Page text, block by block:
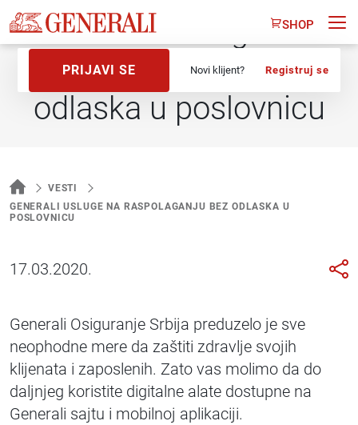
SHOP
PRIJAVI SE Novi klijent? Registruj se
Generali usluge na
raspolaganju bez
odlaska u poslovnicu
VESTI
GENERALI USLUGE NA RASPOLAGANJU BEZ ODLASKA U
POSLOVNICU
17.03.2020.
Generali Osiguranje Srbija preduzelo je sve
neophodne mere da zaštiti zdravlje svojih
klijenata i zaposlenih. Zato vas molimo da do
daljnjeg koristite digitalne alate dostupne na
Generali sajtu i mobilnoj aplikaciji.